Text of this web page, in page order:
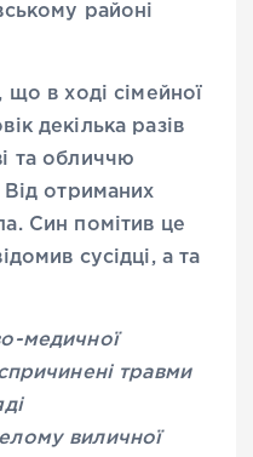
районі
що в ході сімейної
декілька разів
та обличчю
Від отриманих
Син помітив це
сусідці, а та
медичної
травми
виличної